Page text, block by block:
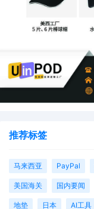
推荐标签
马来西亚 PayPal
美国海关 国内要闻
地垫 日本 AI工具